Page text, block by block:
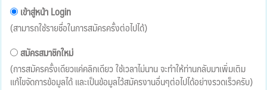
เข้าสู่หน้า Login
(สามารถใช้รายชื่อในการสมัครครั้งต่อไปได้)
สมัครสมาชิกใหม่
(การสมัครครั้งเดียวแค่คลิกเดียว ใช้เวลาไม่นาน จะทำให้ท่านกลับมาเพิ่มเติม
แก้ไขจัดการข้อมูลได้ และเป็นข้อมูลไว้สมัครงานอื่นๆต่อไปได้อย่างรวดเร็วครับ)